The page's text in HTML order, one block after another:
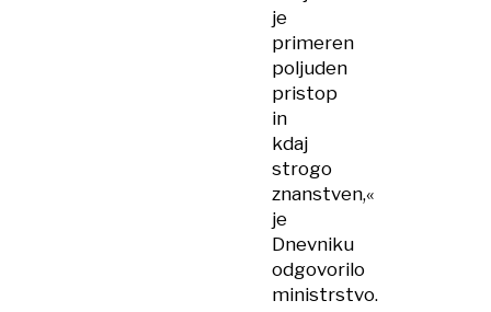
je
primeren
poljuden
pristop
in
kdaj
strogo
znanstven,«
je
Dnevniku
odgovorilo
ministrstvo.